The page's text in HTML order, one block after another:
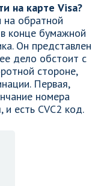
на карте Visa?
на обратной
конце бумажной
Он представлен
дело обстоит с
стороне,
Первая,
номера
и есть CVC2 код.